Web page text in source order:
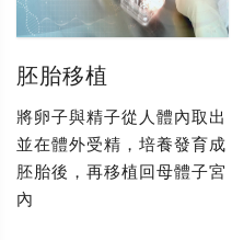
胚胎移植
將卵子與精子從人體內取出
並在體外受精，培養發育成
胚胎後，再移植回母體子宮
內